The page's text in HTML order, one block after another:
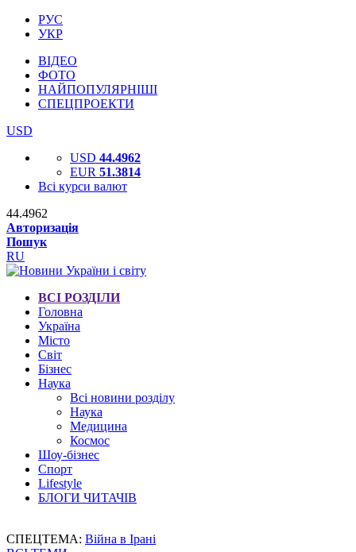
РУС
УКР
ВІДЕО
ФОТО
НАЙПОПУЛЯРНІШІ
СПЕЦПРОЕКТИ
USD
USD 44.4962
EUR 51.3814
Всі курси валют
44.4962
Авторизація
Пошук
RU
ВСІ РОЗДІЛИ
Головна
Україна
Місто
Світ
Бізнес
Наука
Всі новини розділу
Наука
Медицина
Космос
Шоу-бізнес
Спорт
Lifestyle
БЛОГИ ЧИТАЧІВ
СПЕЦТЕМА: Війна в Ірані